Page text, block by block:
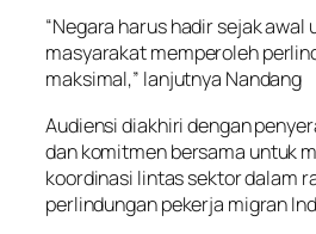
“Negara harus hadir sejak
masyarakat memperoleh
maksimal,” lanjutnya Nandang
Audiensi diakhiri dengan
dan komitmen bersama untuk
koordinasi lintas sektor dalam
perlindungan pekerja migran